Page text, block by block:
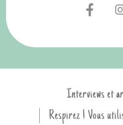
Interviews et
Respirez ! Vous